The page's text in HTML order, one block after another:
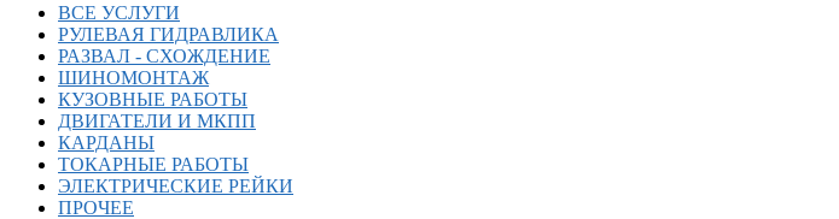
ВСЕ УСЛУГИ
РУЛЕВАЯ ГИДРАВЛИКА
РАЗВАЛ - СХОЖДЕНИЕ
ШИНОМОНТАЖ
КУЗОВНЫЕ РАБОТЫ
ДВИГАТЕЛИ И МКПП
КАРДАНЫ
ТОКАРНЫЕ РАБОТЫ
ЭЛЕКТРИЧЕСКИЕ РЕЙКИ
ПРОЧЕЕ